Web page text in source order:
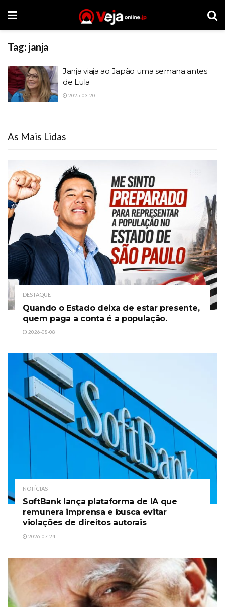
Tag: janja
Janja viaja ao Japão uma semana antes
de Lula
2025-03-20
As Mais Lidas
DESTAQUE
Quando o Estado deixa de estar presente,
quem paga a conta é a população.
2026-08-08
NOTÍCIAS
SoftBank lança plataforma de IA que
remunera imprensa e busca evitar
violações de direitos autorais
2026-07-24